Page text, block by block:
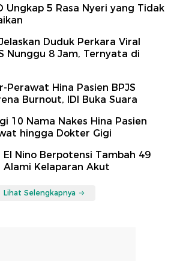
Ungkap 5 Rasa Nyeri yang Tidak
Duduk Perkara Viral
Nunggu 8 Jam, Ternyata di
Perawat Hina Pasien BPJS
Burnout, IDI Buka Suara
10 Nama Nakes Hina Pasien
hingga Dokter Gigi
El Nino Berpotensi Tambah 49
Kelaparan Akut
Lihat Selengkapnya